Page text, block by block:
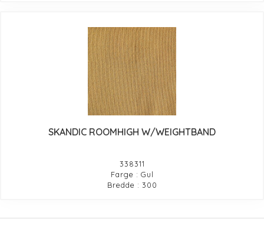
SKANDIC ROOMHIGH W/WEIGHTBAND
338311
Farge : Gul
Bredde : 300